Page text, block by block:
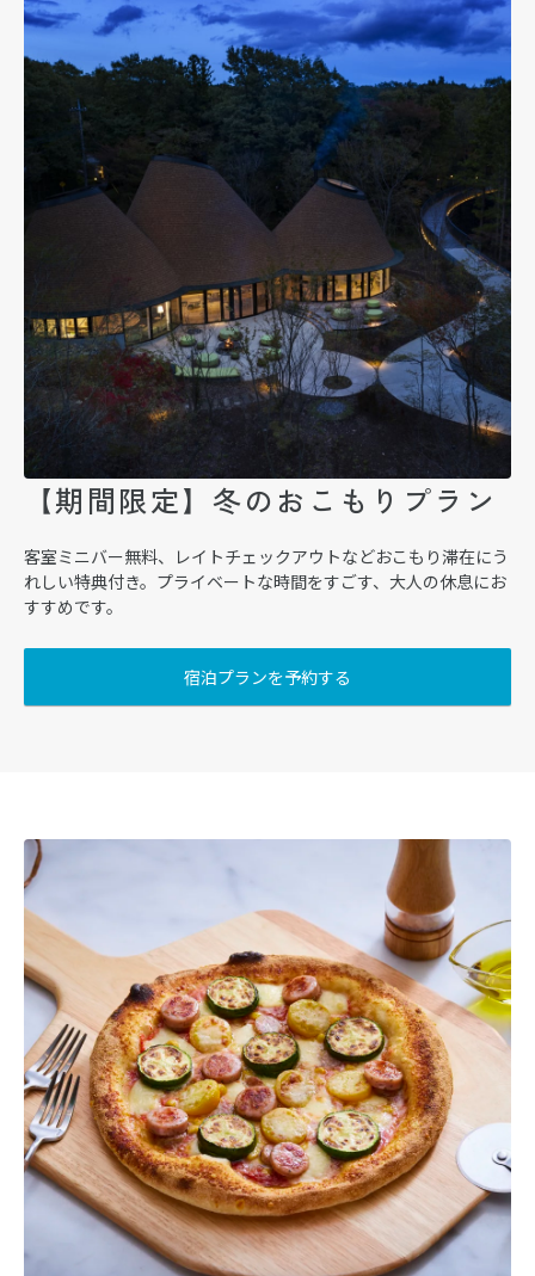
【期間限定】冬のおこもりプラン
客室ミニバー無料、レイトチェックアウトなどおこもり滞在にう
れしい特典付き。プライベートな時間をすごす、大人の休息にお
すすめです。
宿泊プランを予約する